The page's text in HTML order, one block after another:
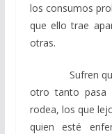
los consumos
que ello trae
otras.
Sufren
otro tanto pasa
rodea, los que
quien esté